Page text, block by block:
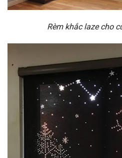
Rèm khắc laze cho